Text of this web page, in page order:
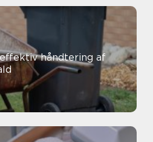
håndtering af